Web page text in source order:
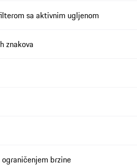
sa aktivnim ugljenom
znakova
brzine